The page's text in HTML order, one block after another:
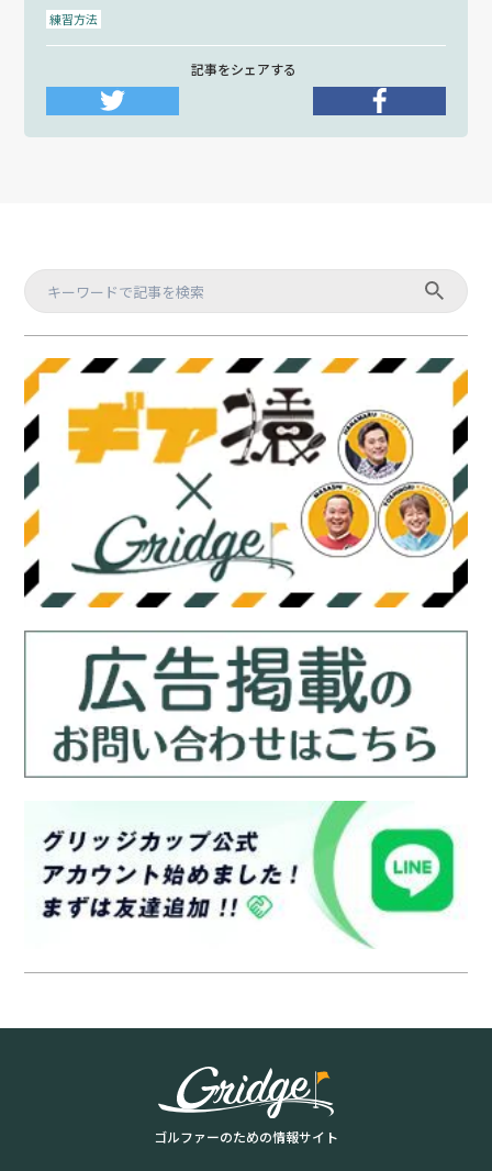
練習方法
記事をシェアする
ゴルファーのための情報サイト